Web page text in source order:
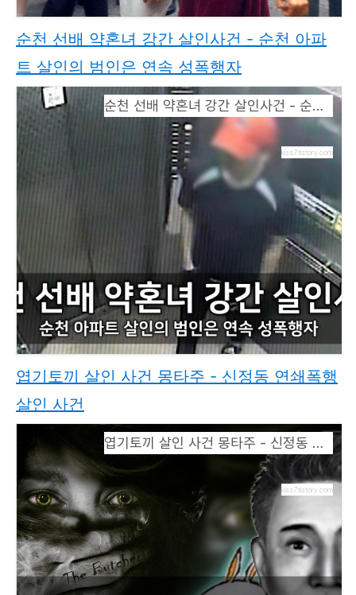
순천 선배 약혼녀 강간 살인사건 - 순천 아파
트 살인의 범인은 연속 성폭행자
순천 선배 약혼녀 강간 살인사건 - 순천 아파트 살인의 범인은 연속 성폭행자
kiss7.tistory.com
엽기토끼 살인 사건 몽타주 - 신정동 연쇄폭행
살인 사건
엽기토끼 살인 사건 몽타주 - 신정동 연쇄폭행살인 사건
kiss7.tistory.com